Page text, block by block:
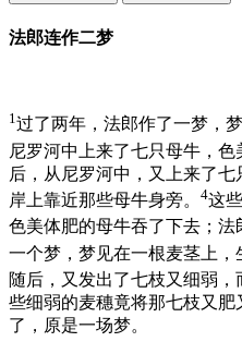
法郎连作二梦
1过了两年，法郎作了一梦，
尼罗河中上来了七只母牛，色
后，从尼罗河中，又上来了
岸上靠近那些母牛身旁。 4这
色美体肥的母牛吞了下去；法
一个梦，梦见在一根麦茎上，
随后，又发出了七枝又细弱，
些细弱的麦穗竟将那七枝又
了，原是一场梦。